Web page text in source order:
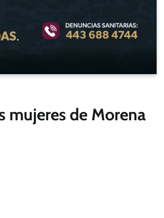
mujeres de Morena